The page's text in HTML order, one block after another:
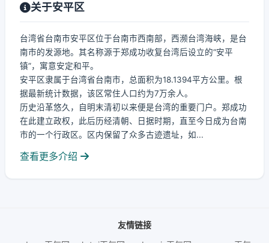
关于安平区
台湾省台南市安平区位于台南市西南部，西濒台湾海峡，是台
南市的发源地。其名称源于郑成功收复台湾后设立的“安平
镇”，寓意安定和平。
安平区隶属于台湾省台南市，总面积为18.1394平方公里。根
据最新统计数据，该区常住人口约为7万余人。
历史沿革悠久，自明末清初以来便是台湾的重要门户。郑成功
在此建立政权，此后历经清朝、日据时期，直至今日成为台南
市的一个行政区。区内保留了众多古迹遗址，如...
查看更多介绍
友情链接